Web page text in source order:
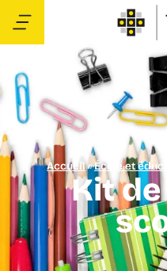
Accueil»École et
Kit